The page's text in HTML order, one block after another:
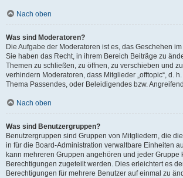
Nach oben
Was sind Moderatoren?
Die Aufgabe der Moderatoren ist es, das Geschehen
Sie haben das Recht, in ihrem Bereich Beiträge zu
Themen zu schließen, zu öffnen, zu verschieben und
verhindern Moderatoren, dass Mitglieder „offtopic“, d.
Thema Passendes, oder Beleidigendes bzw.
Nach oben
Was sind Benutzergruppen?
Benutzergruppen sind Gruppen von Mitgliedern, die
in für die Board-Administration verwaltbare Einheiten
kann mehreren Gruppen angehören und jeder Gruppe
Berechtigungen zugeteilt werden. Dies erleichtert es
Berechtigungen für mehrere Benutzer auf einmal zu